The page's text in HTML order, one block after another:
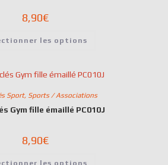
8,90€
les options
Sport, Sports / Associations
Gym fille émaillé PC010J
8,90€
les options